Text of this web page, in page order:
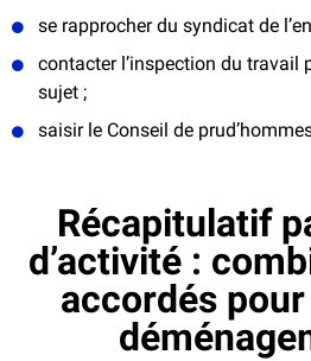
se rapprocher du syndicat de
contacter l’inspection du travail
sujet ;
saisir le Conseil de
Récapitulatif
d’activité :
accordés